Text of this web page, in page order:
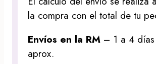
la compra con el total de tu
Envíos en la RM – 1 a 4 días
aprox.